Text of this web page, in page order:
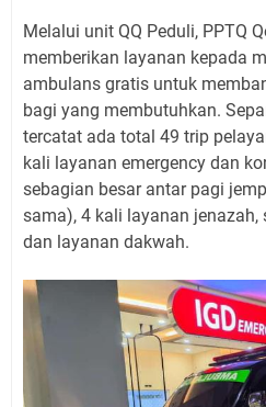
Melalui unit QQ Peduli, PPTQ
memberikan layanan kepada
ambulans gratis untuk
bagi yang membutuhkan.
tercatat ada total 49 trip
kali layanan emergency dan
sebagian besar antar pagi
sama), 4 kali layanan jenazah,
dan layanan dakwah.